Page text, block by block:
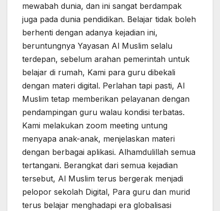
mewabah dunia, dan ini sangat berdampak
juga pada dunia pendidikan. Belajar tidak boleh
berhenti dengan adanya kejadian ini,
beruntungnya Yayasan Al Muslim selalu
terdepan, sebelum arahan pemerintah untuk
belajar di rumah, Kami para guru dibekali
dengan materi digital. Perlahan tapi pasti, Al
Muslim tetap memberikan pelayanan dengan
pendampingan guru walau kondisi terbatas.
Kami melakukan zoom meeting untung
menyapa anak-anak, menjelaskan materi
dengan berbagai aplikasi. Alhamdulillah semua
tertangani. Berangkat dari semua kejadian
tersebut, Al Muslim terus bergerak menjadi
pelopor sekolah Digital, Para guru dan murid
terus belajar menghadapi era globalisasi